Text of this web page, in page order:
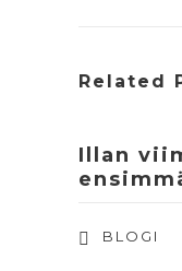
Related
Illan
BLOGI